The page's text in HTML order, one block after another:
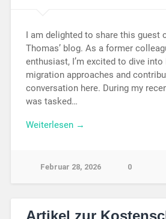
I am delighted to share this guest
Thomas’ blog. As a former
enthusiast, I’m excited to dive into
migration approaches and
conversation here. During my
was tasked…
Weiterlesen →
Februar 28, 2026 0
Artikel zur